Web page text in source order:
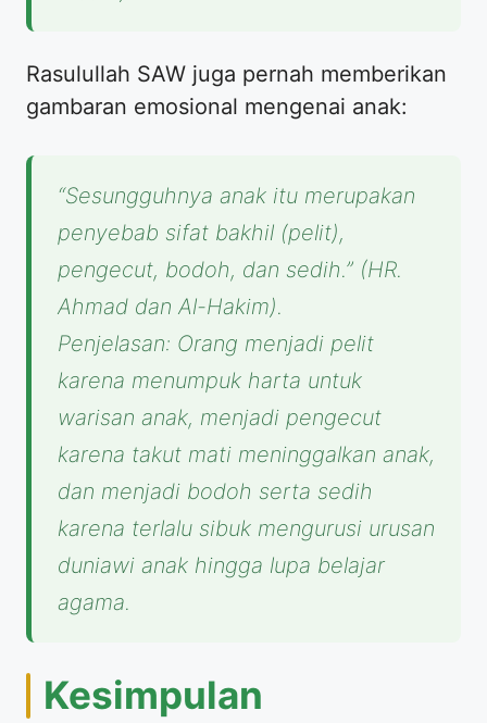
Rasulullah SAW juga pernah memberikan
gambaran emosional mengenai anak:
“Sesungguhnya anak itu merupakan
penyebab sifat bakhil (pelit),
pengecut, bodoh, dan sedih.” (HR.
Ahmad dan Al-Hakim).
Penjelasan: Orang menjadi pelit
karena menumpuk harta untuk
warisan anak, menjadi pengecut
karena takut mati meninggalkan anak,
dan menjadi bodoh serta sedih
karena terlalu sibuk mengurusi urusan
duniawi anak hingga lupa belajar
agama.
Kesimpulan